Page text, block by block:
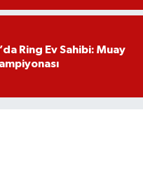
Ring Ev Sahibi: Muay